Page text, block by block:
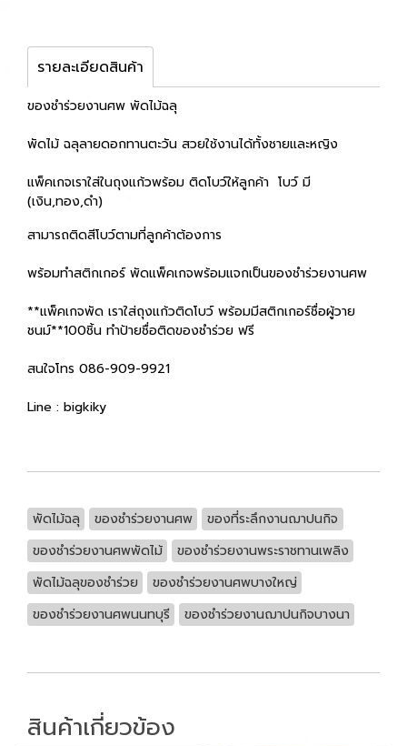
รายละเอียดสินค้า
ของชำร่วยงานศพ พัดไม้ฉลุ
พัดไม้ ฉลุลายดอกทานตะวัน สวยใช้งานได้ทั้งชายและหญิง
แพ็คเกจเราใส่ในถุงแก้วพร้อม ติดโบว์ให้ลูกค้า โบว์ มี
(เงิน,ทอง,ดำ)
สามารถติดสีโบว์ตามที่ลูกค้าต้องการ
พร้อมทำสติกเกอร์ พัดแพ็คเกจพร้อมแจกเป็นของชำร่วยงานศพ
**แพ็คเกจพัด เราใส่ถุงแก้วติดโบว์ พร้อมมีสติกเกอร์ชื่อผู้วาย
ชนม์**100ชิ้น ทำป้ายชื่อติดของชำร่วย ฟรี
สนใจโทร 086-909-9921
Line : bigkiky
พัดไม้ฉลุ ของชำร่วยงานศพ
ของที่ระลึกงานฌาปนกิจ
ของชำร่วยงานศพพัดไม้
ของชำร่วยงานพระราชทานเพลิง
พัดไม้ฉลุของชำร่วย
ของชำร่วยงานศพบางใหญ่
ของชำร่วยงานศพนนทบุรี
ของชำร่วยงานฌาปนกิจบางนา
สินค้าเกี่ยวข้อง